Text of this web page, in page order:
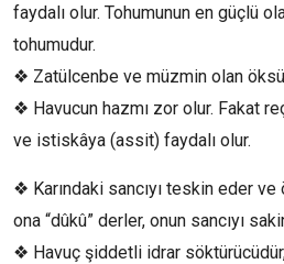
faydalı olur. Tohumunun en güçlü
tohumudur.
❖ Zatülcenbe ve müzmin olan
❖ Havucun hazmı zor olur. Fakat
ve istiskâya (assit) faydalı olur.
❖ Karındaki sancıyı teskin eder
ona “dûkû” derler, onun sancıyı
❖ Havuç şiddetli idrar